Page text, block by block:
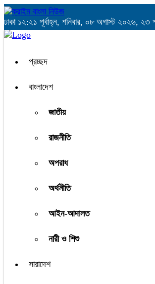
ঢাকা ১২:২১ পূর্বাহ্ন, শনিবার, ০৮ অগাস্ট ২০২৬, ২৩
প্রচ্ছদ
বাংলাদেশ
জাতীয়
রাজনীতি
অপরাধ
অর্থনীতি
আইন-আদালত
নারী ও শিশু
সারাদেশ